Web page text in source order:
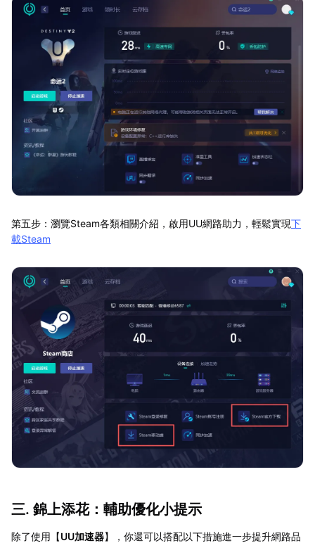
第五步：瀏覽Steam各類相關介紹，啟用UU網路助力，輕鬆實現下
載Steam
三. 錦上添花：輔助優化小提示
除了使用【UU加速器】，你還可以搭配以下措施進一步提升網路品